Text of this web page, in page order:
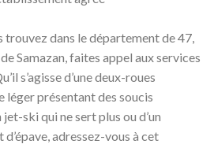
trouvez dans le département de 47,
Samazan, faites appel aux services
s’agisse d’une deux-roues
léger présentant des soucis
jet-ski qui ne sert plus ou d’un
adressez-vous à cet